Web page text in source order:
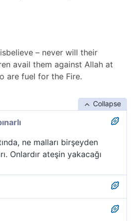
– never will their
avail them against Allah at
are fuel for the Fire.
Collapse
ne malları birşeyden
Onlardır ateşin yakacağı
ne malları ne de evlâtları
bir fayda sağlayacaktır.